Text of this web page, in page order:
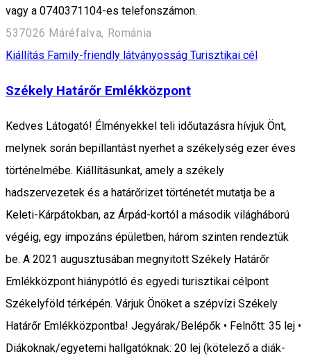
vagy a 0740371104-es telefonszámon.
537026 Máréfalva, Románia
Kiállítás Family-friendly látványosság Turisztikai cél
Székely Határőr Emlékközpont
Kedves Látogató! Élményekkel teli időutazásra hívjuk Önt,
melynek során bepillantást nyerhet a székelység ezer éves
történelmébe. Kiállításunkat, amely a székely
hadszervezetek és a határőrizet történetét mutatja be a
Keleti-Kárpátokban, az Árpád-kortól a második világháború
végéig, egy impozáns épületben, három szinten rendeztük
be. A 2021 augusztusában megnyitott Székely Határőr
Emlékközpont hiánypótló és egyedi turisztikai célpont
Székelyföld térképén. Várjuk Önöket a szépvízi Székely
Határőr Emlékközpontba! Jegyárak/Belépők • Felnőtt: 35 lej •
Diákoknak/egyetemi hallgatóknak: 20 lej (kötelező a diák-